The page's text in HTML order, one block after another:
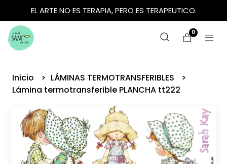
EL ARTE NO ES TERAPIA, PERO ES TERAPEUTICO.
0
Inicio
LÁMINAS TERMOTRANSFERIBLES
Lámina termotransferible PLANCHA tt222